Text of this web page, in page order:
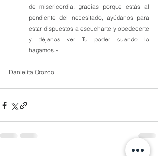
de misericordia, gracias porque estás al
pendiente del necesitado, ayúdanos para
estar dispuestos a escucharte y obedecerte
y déjanos ver Tu poder cuando lo
hagamos.»
Danielita Orozco